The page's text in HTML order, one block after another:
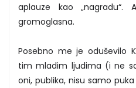
aplauze kao „nagradu“.
gromoglasna.
Posebno me je oduševilo
tim mladim ljudima (i ne
oni, publika, nisu samo